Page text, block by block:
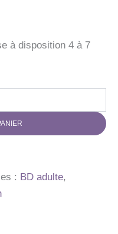
à disposition 4 à 7
: BD adulte,